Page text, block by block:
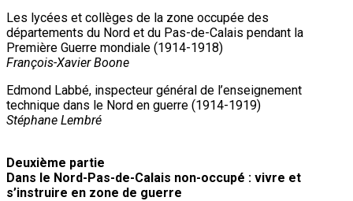
Les lycées et collèges de la zone occupée des
départements du Nord et du Pas-de-Calais pendant la
Première Guerre mondiale (1914-1918)
François-Xavier Boone
Edmond Labbé, inspecteur général de l’enseignement
technique dans le Nord en guerre (1914-1919)
Stéphane Lembré
Deuxième partie
Dans le Nord-Pas-de-Calais non-occupé : vivre et
s’instruire en zone de guerre